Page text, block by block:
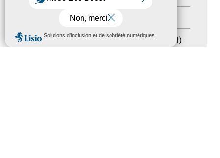
MENU
Salons(11)
Sommet mondial du tourisme (1)